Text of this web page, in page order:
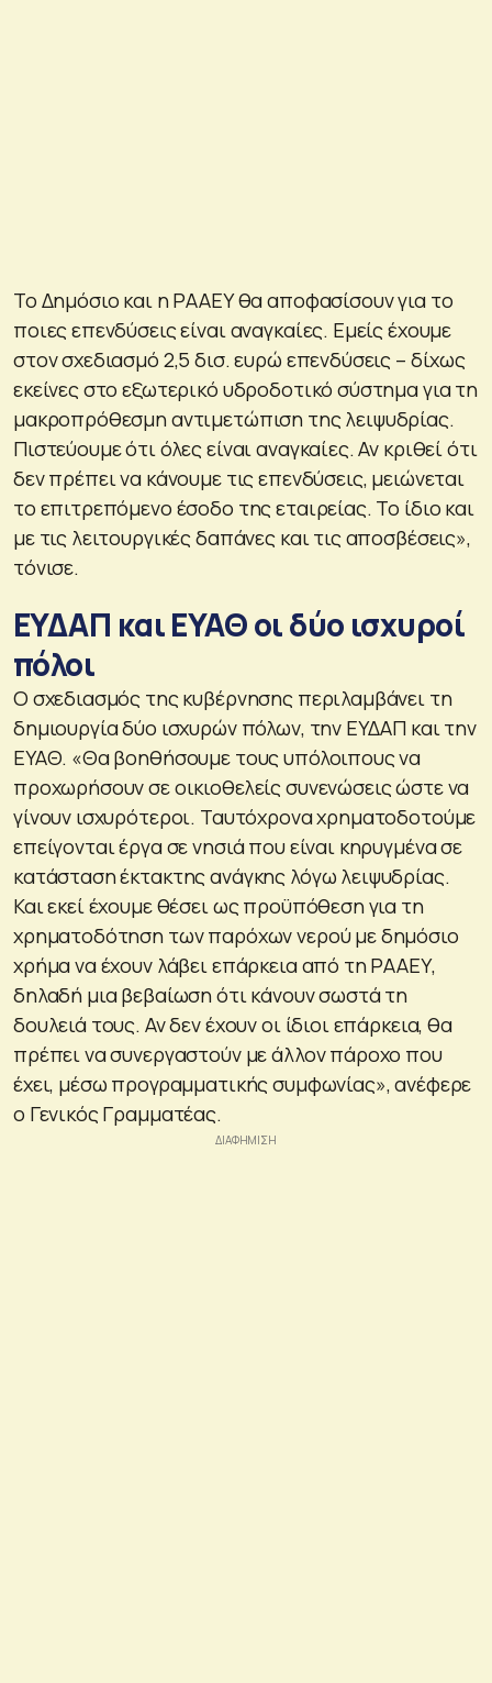
Το Δημόσιο και η ΡΑΑΕΥ θα αποφασίσουν για το
ποιες επενδύσεις είναι αναγκαίες. Εμείς έχουμε
στον σχεδιασμό 2,5 δισ. ευρώ επενδύσεις – δίχως
εκείνες στο εξωτερικό υδροδοτικό σύστημα για τη
μακροπρόθεσμη αντιμετώπιση της λειψυδρίας.
Πιστεύουμε ότι όλες είναι αναγκαίες. Αν κριθεί ότι
δεν πρέπει να κάνουμε τις επενδύσεις, μειώνεται
το επιτρεπόμενο έσοδο της εταιρείας. Το ίδιο και
με τις λειτουργικές δαπάνες και τις αποσβέσεις»,
τόνισε.
ΕΥΔΑΠ και ΕΥΑΘ οι δύο ισχυροί
πόλοι
Ο σχεδιασμός της κυβέρνησης περιλαμβάνει τη
δημιουργία δύο ισχυρών πόλων, την ΕΥΔΑΠ και την
ΕΥΑΘ. «Θα βοηθήσουμε τους υπόλοιπους να
προχωρήσουν σε οικιοθελείς συνενώσεις ώστε να
γίνουν ισχυρότεροι. Ταυτόχρονα χρηματοδοτούμε
επείγονται έργα σε νησιά που είναι κηρυγμένα σε
κατάσταση έκτακτης ανάγκης λόγω λειψυδρίας.
Και εκεί έχουμε θέσει ως προϋπόθεση για τη
χρηματοδότηση των παρόχων νερού με δημόσιο
χρήμα να έχουν λάβει επάρκεια από τη ΡΑΑΕΥ,
δηλαδή μια βεβαίωση ότι κάνουν σωστά τη
δουλειά τους. Αν δεν έχουν οι ίδιοι επάρκεια, θα
πρέπει να συνεργαστούν με άλλον πάροχο που
έχει, μέσω προγραμματικής συμφωνίας», ανέφερε
ο Γενικός Γραμματέας.